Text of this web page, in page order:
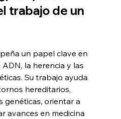
trabajo de un
un papel clave en
la herencia y las
Su trabajo ayuda
hereditarios,
orientar a
avances en medicina